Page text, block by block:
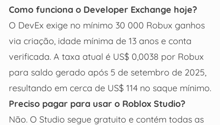
Como funciona o Developer Exchange hoje?
O DevEx exige no mínimo 30 000 Robux ganhos
via criação, idade mínima de 13 anos e conta
verificada. A taxa atual é US$ 0,0038 por Robux
para saldo gerado após 5 de setembro de 2025,
resultando em cerca de US$ 114 no saque mínimo.
Preciso pagar para usar o Roblox Studio?
Não. O Studio segue gratuito e contém todas as